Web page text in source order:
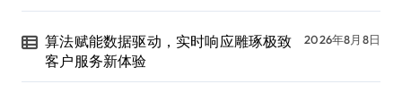
算法赋能数据驱动，实时响应雕琢极致
客户服务新体验
2026年8月8日